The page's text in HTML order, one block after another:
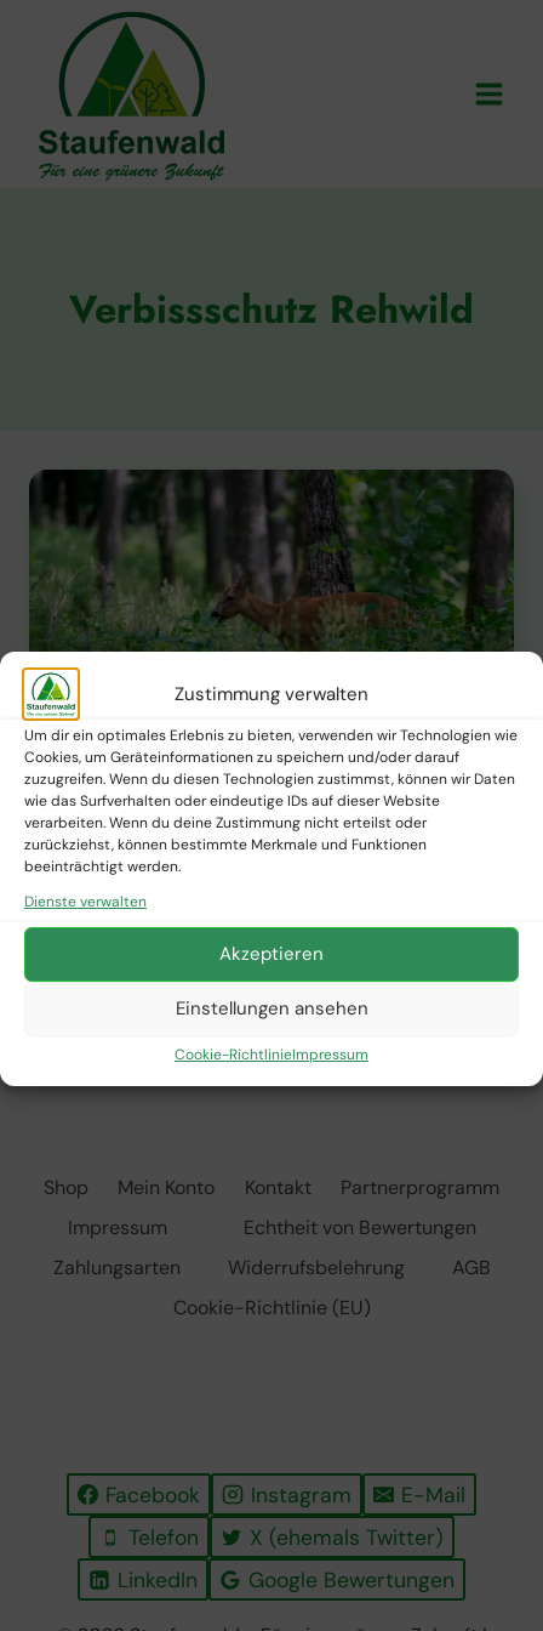
Zustimmung verwalten
Um dir ein optimales Erlebnis zu bieten, verwenden wir Technologien wie
Cookies, um Geräteinformationen zu speichern und/oder darauf
zuzugreifen. Wenn du diesen Technologien zustimmst, können wir Daten
wie das Surfverhalten oder eindeutige IDs auf dieser Website
verarbeiten. Wenn du deine Zustimmung nicht erteilst oder
zurückziehst, können bestimmte Merkmale und Funktionen
beeinträchtigt werden.
Dienste verwalten
Akzeptieren
Einstellungen ansehen
Cookie-RichtlinieImpressum
springen
Verbissschutz Rehwild
PFLANZNEWS
Wie schützt man junge Bäume
vor Rehwild?
VonStaufenwald Presse 9. Februar 2025
WIE
MAN
JUNGE
Shop Mein Konto Kontakt
Partnerprogramm
Impressum
Echtheit von Bewertungen
Zahlungsarten
Widerrufsbelehrung
AGB
Cookie-Richtlinie (EU)
Facebook Instagram
E-Mail
Telefon
X (ehemals Twitter)
LinkedIn
Google Bewertungen